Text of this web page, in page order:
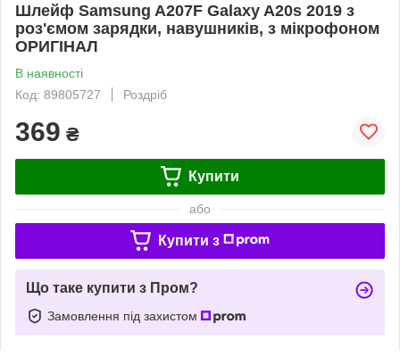
Шлейф Samsung A207F Galaxy A20s 2019 з
роз'ємом зарядки, навушників, з мікрофоном
ОРИГІНАЛ
В наявності
Код: 89805727
Роздріб
369 ₴
Купити
або
Купити з
Що таке купити з Пром?
Замовлення під захистом